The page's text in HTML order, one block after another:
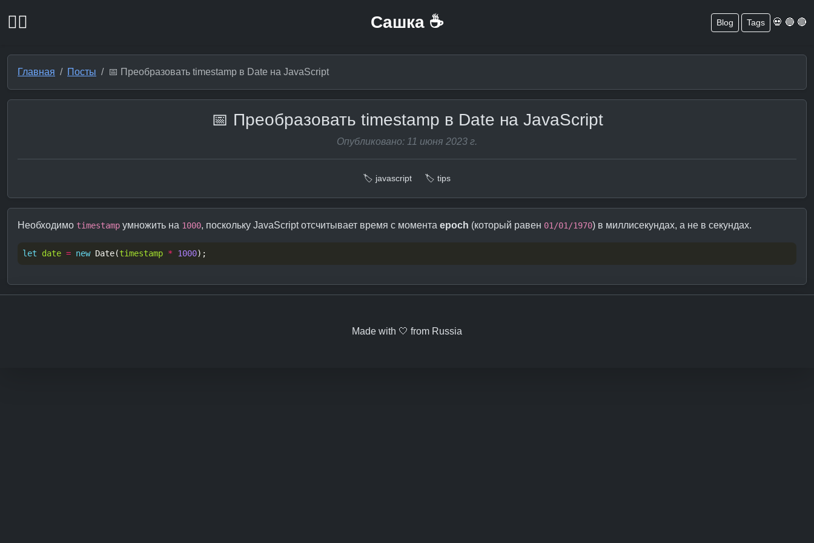
🏴‍☠️ Сашка ☕ Blog Tags 💀 🔵 🔴
Главная Посты 📅 Преобразовать timestamp в Date на JavaScript
📅 Преобразовать timestamp в Date на JavaScript
Опубликовано: 11 июня 2023 г.
🏷️ javascript 🏷️ tips
Необходимо timestamp умножить на 1000, поскольку JavaScript отсчитывает время с момента epoch (который равен 01/01/1970) в миллисекундах, а не в секундах.
let date = new Date(timestamp * 1000
Made with 🤍 from Russia